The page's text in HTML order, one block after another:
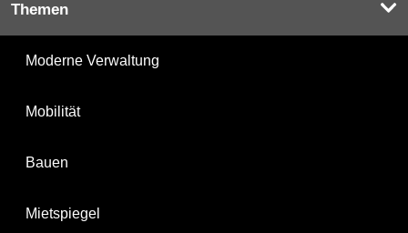
Themen
Moderne Verwaltung
Mobilität
Bauen
Mietspiegel